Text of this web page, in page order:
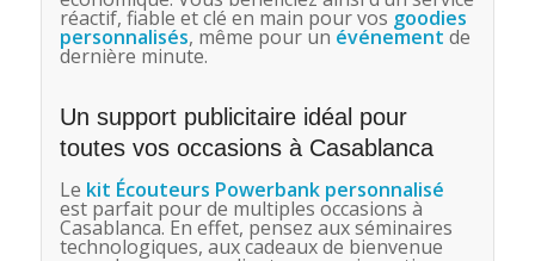
réactif, fiable et clé en main pour vos goodies
personnalisés, même pour un événement de
dernière minute.
Un support publicitaire idéal pour
toutes vos occasions à Casablanca
Le kit Écouteurs Powerbank personnalisé
est parfait pour de multiples occasions à
Casablanca. En effet, pensez aux séminaires
technologiques, aux cadeaux de bienvenue